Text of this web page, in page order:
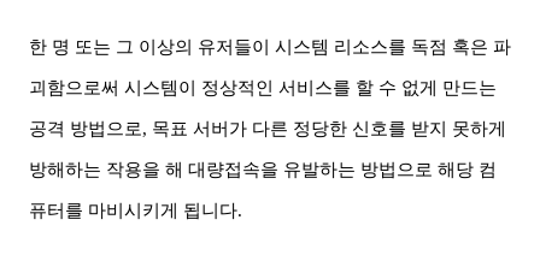
한 명 또는 그 이상의 유저들이 시스템 리소스를 독점 혹은 파
괴함으로써 시스템이 정상적인 서비스를 할 수 없게 만드는
공격 방법으로, 목표 서버가 다른 정당한 신호를 받지 못하게
방해하는 작용을 해 대량접속을 유발하는 방법으로 해당 컴
퓨터를 마비시키게 됩니다.